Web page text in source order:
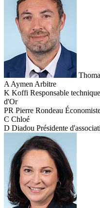
A Aymen Arbitre
K Koffi Responsable
d'Or
PR Pierre Rondeau
C Chloé
D Diadou Présidente